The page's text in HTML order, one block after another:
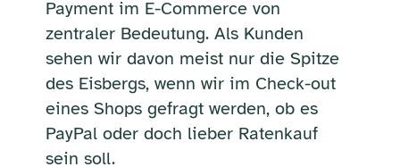
Payment im E-Commerce von
zentraler Bedeutung. Als Kunden
sehen wir davon meist nur die Spitze
des Eisbergs, wenn wir im Check-out
eines Shops gefragt werden, ob es
PayPal oder doch lieber Ratenkauf
sein soll.